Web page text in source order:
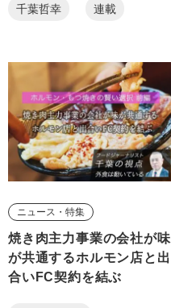
千葉哲幸 連載
ニュース・特集
焼き肉主力事業の会社が味
が共通するホルモン店と出
合いFC契約を結ぶ